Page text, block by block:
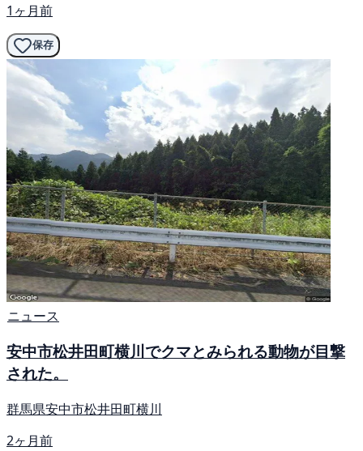
1ヶ月前
保存
ニュース
安中市松井田町横川でクマとみられる動物が目撃
された。
群馬県安中市松井田町横川
2ヶ月前